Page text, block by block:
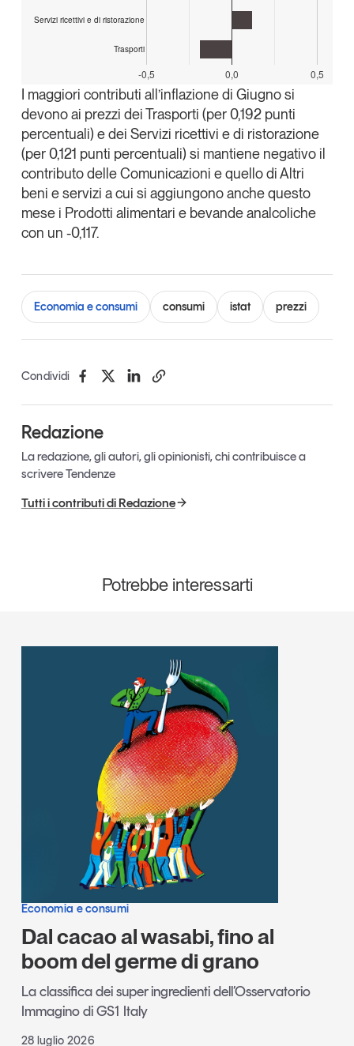
-0,5 0,0 0,5
Servizi ricettivi e di ristorazione
Trasporti
I maggiori contributi all’inflazione di Giugno si
devono ai prezzi dei Trasporti (per 0,192 punti
percentuali) e dei Servizi ricettivi e di ristorazione
(per 0,121 punti percentuali) si mantiene negativo il
contributo delle Comunicazioni e quello di Altri
beni e servizi a cui si aggiungono anche questo
mese i Prodotti alimentari e bevande analcoliche
con un -0,117.
Economia e consumi consumi istat prezzi
Condividi
Redazione
La redazione, gli autori, gli opinionisti, chi contribuisce a
scrivere Tendenze
Tutti i contributi di Redazione
Potrebbe interessarti
Economia e consumi
Dal cacao al wasabi, fino al
boom del germe di grano
La classifica dei super ingredienti dell’Osservatorio
Immagino di GS1 Italy
28 luglio 2026